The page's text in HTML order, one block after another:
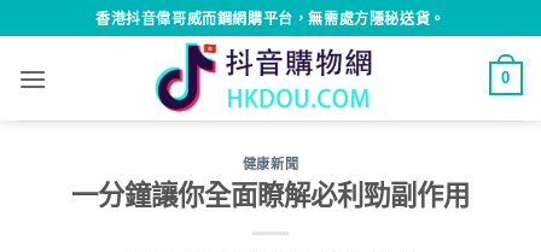
to
content
香港抖音偉哥威而鋼網購平台，無需處方隱秘送貨。
0
健康新聞
一分鐘讓你全面瞭解必利勁副作用